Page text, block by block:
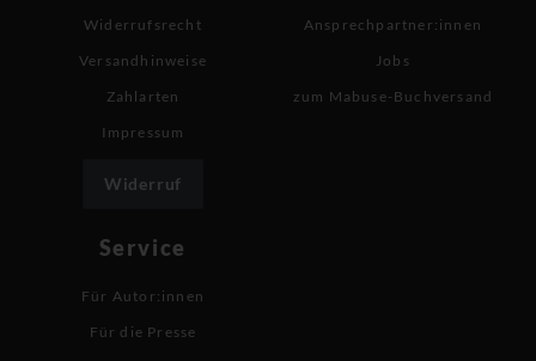
Widerrufsrecht
Versandhinweise
Zahlarten
Impressum
Widerruf
Ansprechpartner:innen
Jobs
zum Mabuse-Buchversand
Service
Für Autor:innen
Für die Presse